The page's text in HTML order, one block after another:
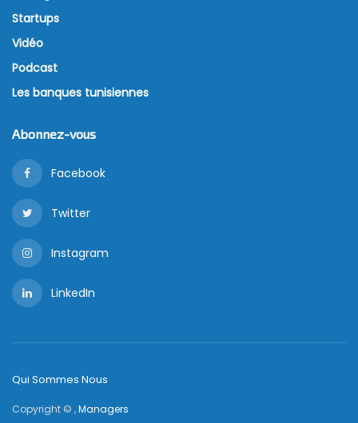
Startups
Vidéo
Podcast
Les banques tunisiennes
Abonnez-vous
Facebook
Twitter
Instagram
LinkedIn
Qui Sommes Nous
Copyright © ,Managers